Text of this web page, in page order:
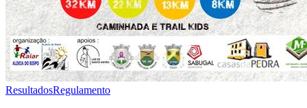
ResultadosRegulamento